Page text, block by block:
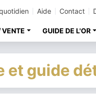
Aide Contact
GUIDE DE L'OR
et guide